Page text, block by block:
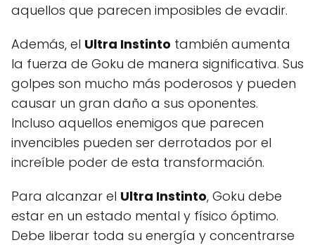
aquellos que parecen imposibles de evadir.
Además, el Ultra Instinto también aumenta
la fuerza de Goku de manera significativa. Sus
golpes son mucho más poderosos y pueden
causar un gran daño a sus oponentes.
Incluso aquellos enemigos que parecen
invencibles pueden ser derrotados por el
increíble poder de esta transformación.
Para alcanzar el Ultra Instinto, Goku debe
estar en un estado mental y físico óptimo.
Debe liberar toda su energía y concentrarse